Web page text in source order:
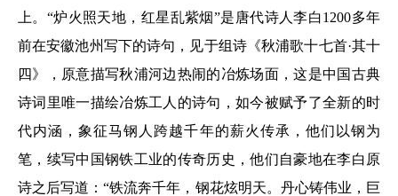
上。“炉火照天地，红星乱紫烟”是唐代诗人李白1200多年
前在安徽池州写下的诗句，见于组诗《秋浦歌十七首·其十
四》，原意描写秋浦河边热闹的冶炼场面，这是中国古典
诗词里唯一描绘冶炼工人的诗句，如今被赋予了全新的时
代内涵，象征马钢人跨越千年的薪火传承，他们以钢为
笔，续写中国钢铁工业的传奇历史，他们自豪地在李白原
诗之后写道：“铁流奔千年，钢花炫明天。丹心铸伟业，巨